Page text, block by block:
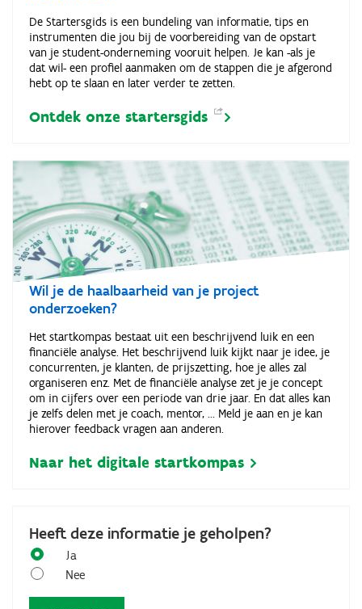
De Startersgids is een bundeling van informatie, tips en
instrumenten die jou bij de voorbereiding van de opstart
van je student-onderneming vooruit helpen. Je kan -als je
dat wil- een profiel aanmaken om de stappen die je afgerond
hebt op te slaan en later verder te zetten.
Ontdek onze startersgids
Wil je de haalbaarheid van je project
onderzoeken?
Het startkompas bestaat uit een beschrijvend luik en een
financiële analyse. Het beschrijvend luik kijkt naar je idee, je
concurrenten, je klanten, de prijszetting, hoe je alles zal
organiseren enz. Met de financiële analyse zet je je concept
om in cijfers over een periode van drie jaar. En dat alles kan
je zelfs delen met je coach, mentor, ... Meld je aan en je kan
hierover feedback vragen aan anderen.
Naar het digitale startkompas
Heeft deze informatie je geholpen?
Ja
Nee